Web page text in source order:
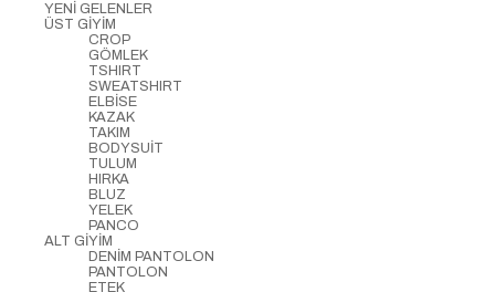
YENİ GELENLER
ÜST GİYİM
CROP
GÖMLEK
TSHIRT
SWEATSHIRT
ELBİSE
KAZAK
TAKIM
BODYSUİT
TULUM
HIRKA
BLUZ
YELEK
PANCO
ALT GİYİM
DENİM PANTOLON
PANTOLON
ETEK